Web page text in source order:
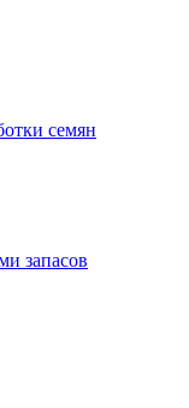
семян
запасов